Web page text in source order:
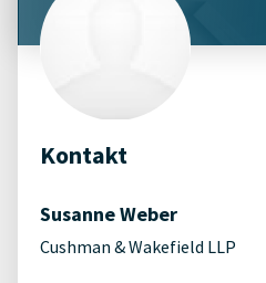
Kontakt
Susanne Weber
Cushman & Wakefield LLP